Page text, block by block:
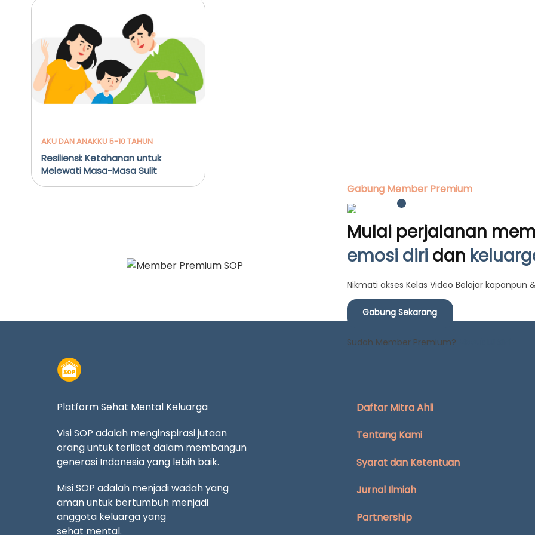
AKU DAN ANAKKU 5-10 TAHUN
Resiliensi: Ketahanan untuk
Melewati Masa-Masa Sulit
Gabung Member Premium
Mulai perjalanan
emosi diridan
Nikmati akses Kelas Video Belajar kapanpun
Gabung Sekarang
Sudah Member Premium?
Platform Sehat Mental Keluarga
Visi SOP adalah menginspirasi jutaan
orang untuk terlibat dalam membangun
generasi Indonesia yang lebih baik.
Misi SOP adalah menjadi wadah yang
aman untuk bertumbuh menjadi
anggota keluarga yang
sehat mental.
Daftar Mitra Ahli
Tentang Kami
Syarat dan Ketentuan
Jurnal Ilmiah
Partnership